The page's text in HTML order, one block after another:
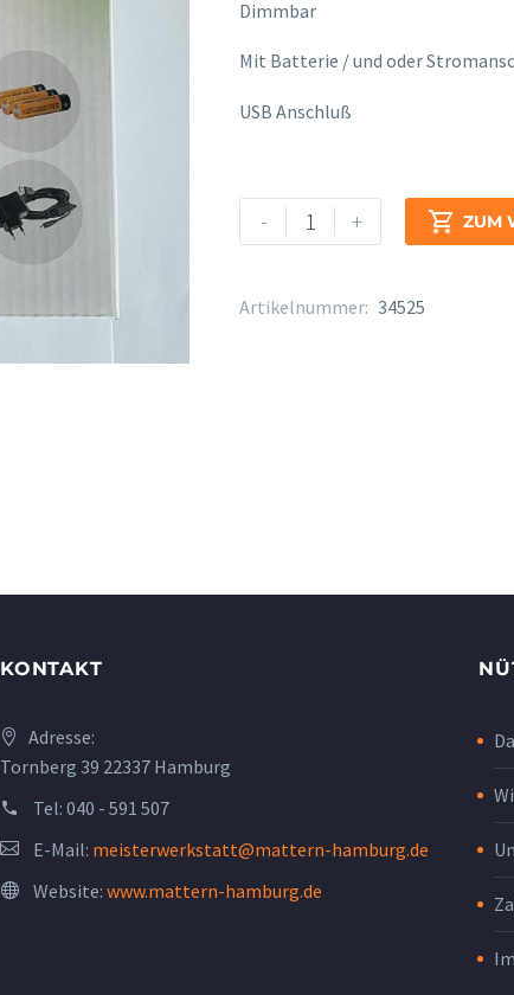
Dimmbar
Mit Batterie / und oder
USB Anschluß
-
Pultleuchte
K
M
+  ZUM
Alternative:
Artikelnummer: 34525
KONTAKT
Adresse:
Tornberg 39 22337 Hamburg
Tel: 040 - 591 507
E-Mail: meisterwerkstatt@mattern-hamburg.de
Website: www.mattern-hamburg.de